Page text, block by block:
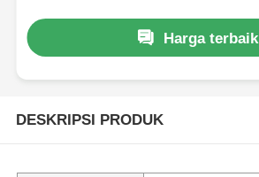
Harga terbaik
DESKRIPSI PRODUK